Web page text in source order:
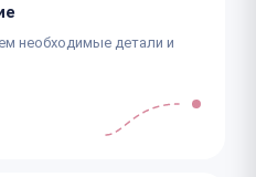
необходимые детали и